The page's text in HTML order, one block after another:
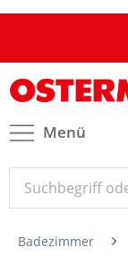
Menü
Badezimmer